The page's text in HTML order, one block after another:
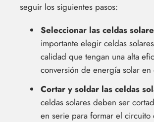
seguir los siguientes pasos:
Seleccionar las celdas
importante elegir celdas
calidad que tengan una alta
conversión de energía solar
Cortar y soldar las celdas
celdas solares deben ser
en serie para formar el circuito